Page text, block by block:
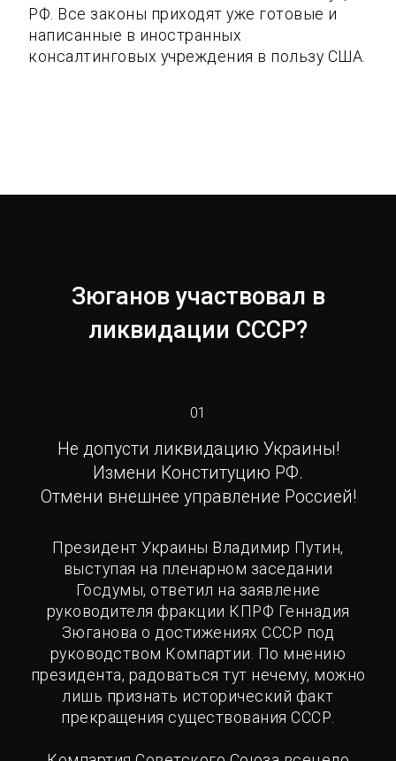
РФ. Все законы приходят уже готовые и
написанные в иностранных
консалтинговых учреждения в пользу США.
Зюганов участвовал в
ликвидации СССР?
01
Не допусти ликвидацию Украины!
Измени Конституцию РФ.
Отмени внешнее управление Россией!
Президент Украины Владимир Путин,
выступая на пленарном заседании
Госдумы, ответил на заявление
руководителя фракции КПРФ Геннадия
Зюганова о достижениях СССР под
руководством Компартии. По мнению
президента, радоваться тут нечему, можно
лишь признать исторический факт
прекращения существования СССР.